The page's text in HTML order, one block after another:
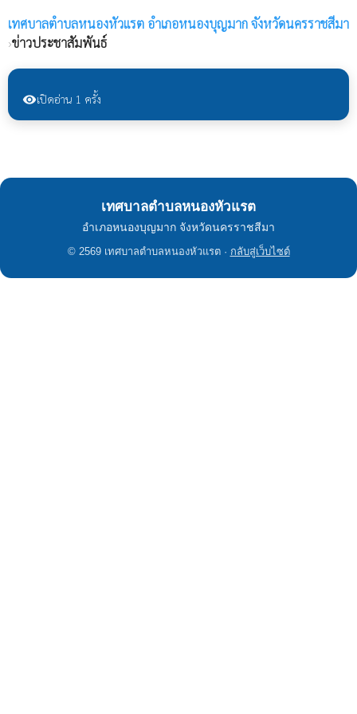
เทศบาลตำบลหนองหัวแรต อำเภอหนองบุญมาก จังหวัดนครราชสีมา
›ข่าวประชาสัมพันธ์
visibilityเปิดอ่าน 1 ครั้ง
เทศบาลตำบลหนองหัวแรต
อำเภอหนองบุญมาก จังหวัดนครราชสีมา
© 2569 เทศบาลตำบลหนองหัวแรต · กลับสู่เว็บไซต์